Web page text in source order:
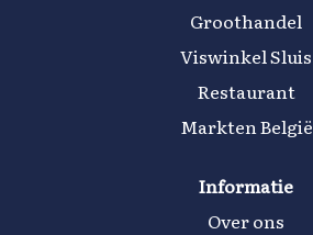
Groothandel
Viswinkel Sluis
Restaurant
Markten België
Informatie
Over ons